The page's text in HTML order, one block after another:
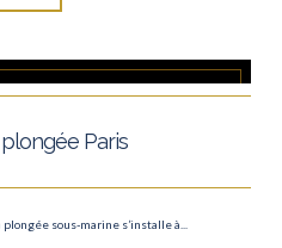
Paris
sous-marine s’installe à...